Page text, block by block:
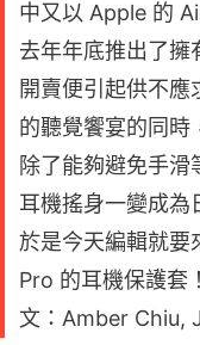
中又以 Apple 的
去年年底推出了
開賣便引起供不
的聽覺饗宴的同時
除了能夠避免手
耳機搖身一變成為
於是今天編輯就要
Pro 的耳機保護套！
文：Amber Chiu,